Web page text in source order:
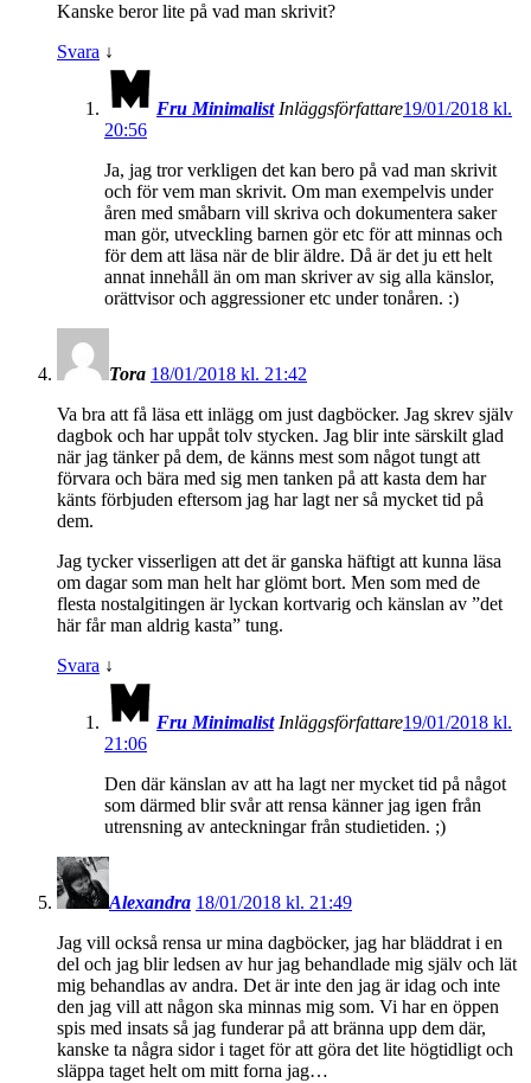
Kanske beror lite på vad man skrivit?
Svara ↓
Fru Minimalist Inläggsförfattare19/01/2018 kl.
20:56
Ja, jag tror verkligen det kan bero på vad man skrivit
och för vem man skrivit. Om man exempelvis under
åren med småbarn vill skriva och dokumentera saker
man gör, utveckling barnen gör etc för att minnas och
för dem att läsa när de blir äldre. Då är det ju ett helt
annat innehåll än om man skriver av sig alla känslor,
orättvisor och aggressioner etc under tonåren. :)
Tora 18/01/2018 kl. 21:42
Va bra att få läsa ett inlägg om just dagböcker. Jag skrev själv
dagbok och har uppåt tolv stycken. Jag blir inte särskilt glad
när jag tänker på dem, de känns mest som något tungt att
förvara och bära med sig men tanken på att kasta dem har
känts förbjuden eftersom jag har lagt ner så mycket tid på
dem.
Jag tycker visserligen att det är ganska häftigt att kunna läsa
om dagar som man helt har glömt bort. Men som med de
flesta nostalgitingen är lyckan kortvarig och känslan av ”det
här får man aldrig kasta” tung.
Svara ↓
Fru Minimalist Inläggsförfattare19/01/2018 kl.
21:06
Den där känslan av att ha lagt ner mycket tid på något
som därmed blir svår att rensa känner jag igen från
utrensning av anteckningar från studietiden. ;)
Alexandra 18/01/2018 kl. 21:49
Jag vill också rensa ur mina dagböcker, jag har bläddrat i en
del och jag blir ledsen av hur jag behandlade mig själv och lät
mig behandlas av andra. Det är inte den jag är idag och inte
den jag vill att någon ska minnas mig som. Vi har en öppen
spis med insats så jag funderar på att bränna upp dem där,
kanske ta några sidor i taget för att göra det lite högtidligt och
släppa taget helt om mitt forna jag…